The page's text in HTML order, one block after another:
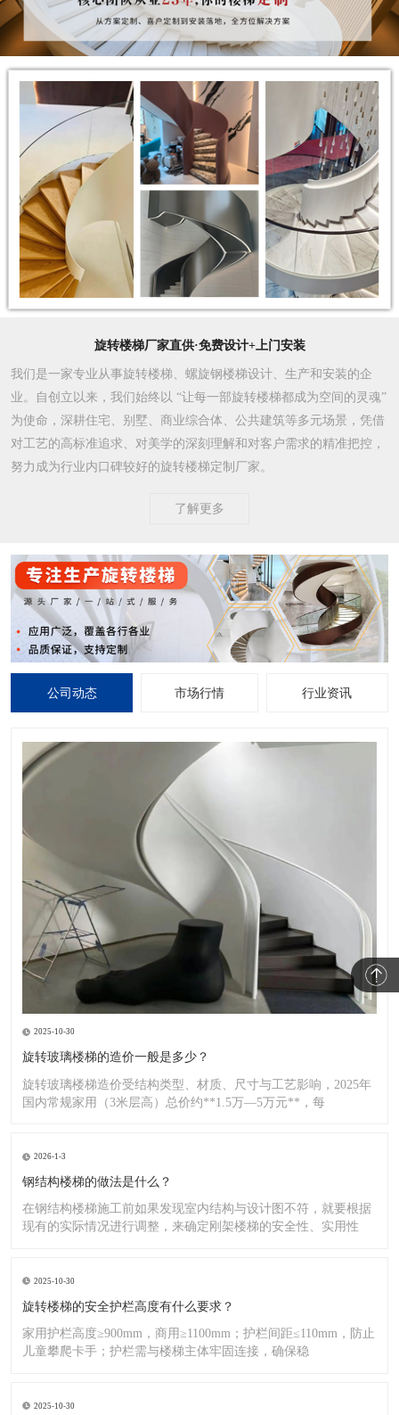
旋转楼梯厂家直供·免费设计+上门安装
我们是一家专业从事旋转楼梯、螺旋钢楼梯设计、生产和安装的企
业。自创立以来，我们始终以 “让每一部旋转楼梯都成为空间的灵魂”
为使命，深耕住宅、别墅、商业综合体、公共建筑等多元场景，凭借
对工艺的高标准追求、对美学的深刻理解和对客户需求的精准把控，
努力成为行业内口碑较好的旋转楼梯定制厂家。​
了解更多
公司动态 市场行情 行业资讯
2025-10-30
旋转玻璃楼梯的造价一般是多少？
旋转玻璃楼梯造价受结构类型、材质、尺寸与工艺影响，2025年
国内常规家用（3米层高）总价约**1.5万—5万元**，每
2026-1-3
钢结构楼梯的做法是什么？
在钢结构楼梯施工前如果发现室内结构与设计图不符，就要根据
现有的实际情况进行调整，来确定刚架楼梯的安全性、实用性
2025-10-30
旋转楼梯的安全护栏高度有什么要求？
家用护栏高度≥900mm，商用≥1100mm；护栏间距≤110mm，防止
儿童攀爬卡手；护栏需与楼梯主体牢固连接，确保稳
2025-10-30